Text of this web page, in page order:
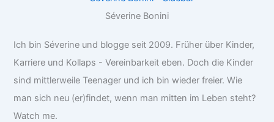
Séverine Bonini
Ich bin Séverine und blogge seit 2009. Früher über Kinder,
Karriere und Kollaps - Vereinbarkeit eben. Doch die Kinder
sind mittlerweile Teenager und ich bin wieder freier. Wie
man sich neu (er)findet, wenn man mitten im Leben steht?
Watch me.